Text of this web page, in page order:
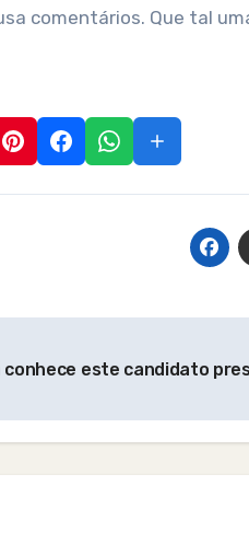
comentários. Que tal
conhece este candidato